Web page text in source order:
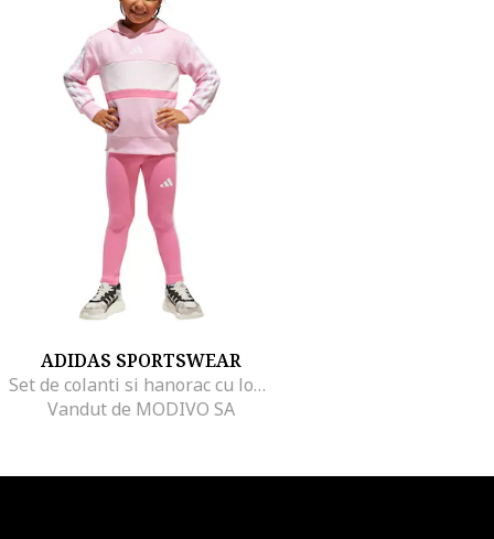
ADIDAS SPORTSWEAR
Set de colanti si hanorac cu logo, Roz pastel/Alb optic
Vandut de MODIVO SA